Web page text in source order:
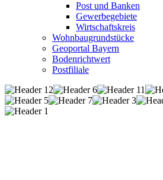
Post und Banken
Gewerbegebiete
Wirtschaftskreis
Wohnbaugrundstücke
Geoportal Bayern
Bodenrichtwert
Postfiliale